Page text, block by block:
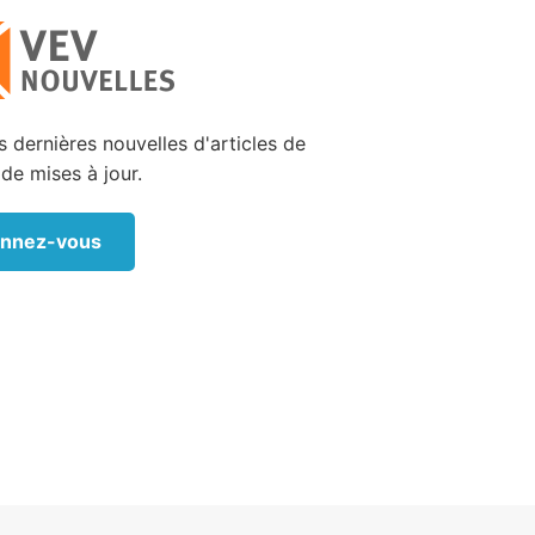
est un
« Je le
n’est
ô
ne me
au
dernières nouvelles d'articles de
mises à jour.
vous